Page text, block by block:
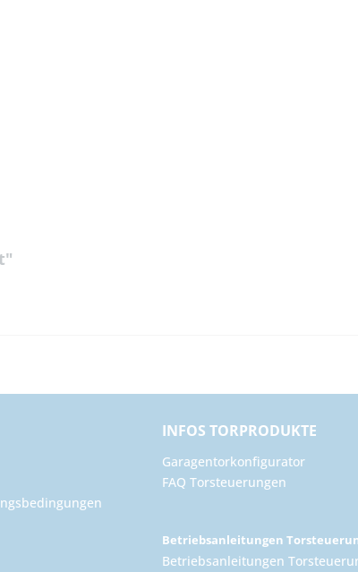
INFOS TORPRODUKTE
Garagentorkonfigurator
FAQ Torsteuerungen
Betriebsanleitungen
Betriebsanleitungen